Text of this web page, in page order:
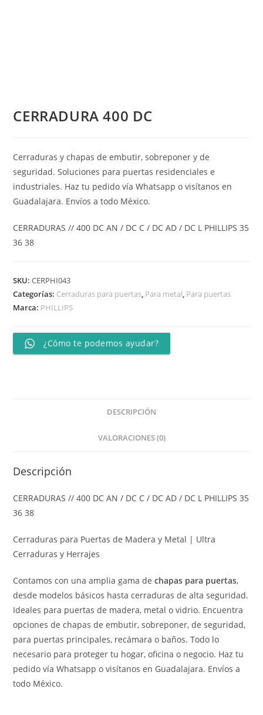
CERRADURA 400 DC
Cerraduras y chapas de embutir, sobreponer y de
seguridad. Soluciones para puertas residenciales e
industriales. Haz tu pedido vía Whatsapp o visítanos en
Guadalajara. Envíos a todo México.
CERRADURAS // 400 DC AN / DC C / DC AD / DC L PHILLIPS 35
36 38
SKU:CERPHI043
Categorías: Cerraduras para puertas, Para metal, Para puertas
Marca: PHILLIPS
¿Cómo te podemos ayudar?
DESCRIPCIÓN
VALORACIONES (0)
Descripción
CERRADURAS // 400 DC AN / DC C / DC AD / DC L PHILLIPS 35
36 38
Cerraduras para Puertas de Madera y Metal | Ultra
Cerraduras y Herrajes
Contamos con una amplia gama dechapas para puertas,
desde modelos básicos hasta cerraduras de alta seguridad.
Ideales para puertas de madera, metal o vidrio. Encuentra
opciones de chapas de embutir, sobreponer, de seguridad,
para puertas principales, recámara o baños. Todo lo
necesario para proteger tu hogar, oficina o negocio. Haz tu
pedido vía Whatsapp o visítanos en Guadalajara. Envíos a
todo México.